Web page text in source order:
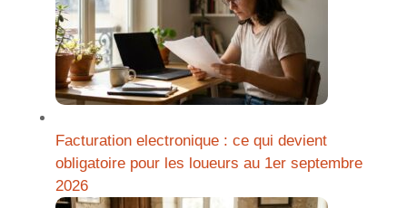
Facturation electronique : ce qui devient
obligatoire pour les loueurs au 1er septembre
2026